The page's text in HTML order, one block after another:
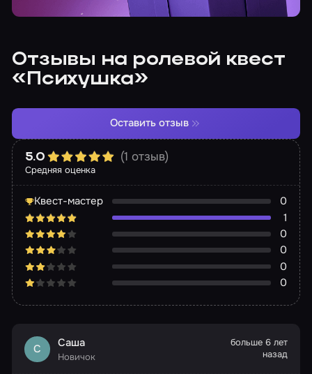
Отзывы на ролевой квест
«Психушка»
Средняя оценка
5.0 (1 отзыв)
Квест-мастер
0
1
0
0
0
0
Оставить отзыв
С Саша
Новичок
больше 6 лет
назад